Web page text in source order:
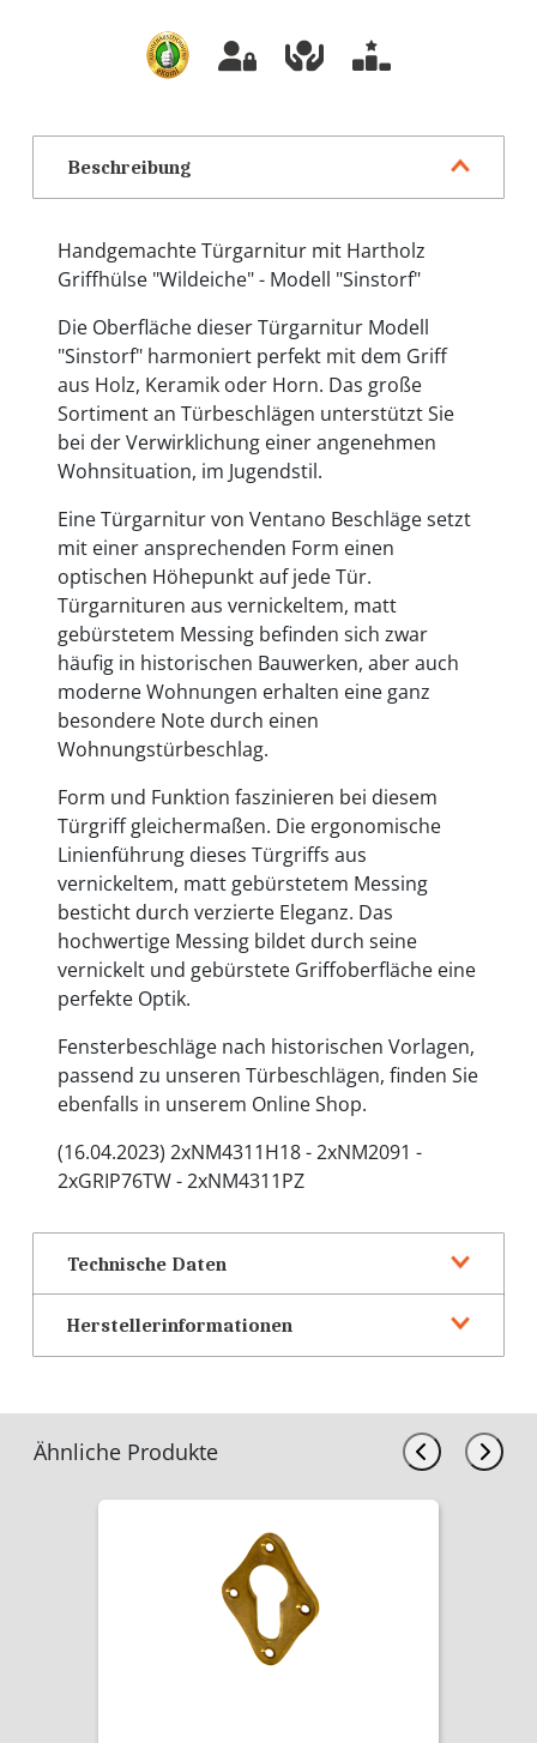
Beschreibung
Handgemachte Türgarnitur mit Hartholz
Griffhülse "Wildeiche" - Modell "Sinstorf"
Die Oberfläche dieser Türgarnitur Modell
"Sinstorf" harmoniert perfekt mit dem Griff
aus Holz, Keramik oder Horn. Das große
Sortiment an Türbeschlägen unterstützt Sie
bei der Verwirklichung einer angenehmen
Wohnsituation, im Jugendstil.
Eine Türgarnitur von Ventano Beschläge setzt
mit einer ansprechenden Form einen
optischen Höhepunkt auf jede Tür.
Türgarnituren aus vernickeltem, matt
gebürstetem Messing befinden sich zwar
häufig in historischen Bauwerken, aber auch
moderne Wohnungen erhalten eine ganz
besondere Note durch einen
Wohnungstürbeschlag.
Form und Funktion faszinieren bei diesem
Türgriff gleichermaßen. Die ergonomische
Linienführung dieses Türgriffs aus
vernickeltem, matt gebürstetem Messing
besticht durch verzierte Eleganz. Das
hochwertige Messing bildet durch seine
vernickelt und gebürstete Griffoberfläche eine
perfekte Optik.
Fensterbeschläge nach historischen Vorlagen,
passend zu unseren Türbeschlägen, finden Sie
ebenfalls in unserem Online Shop.
(16.04.2023) 2xNM4311H18 - 2xNM2091 -
2xGRIP76TW - 2xNM4311PZ
Technische Daten
Herstellerinformationen
Ähnliche Produkte